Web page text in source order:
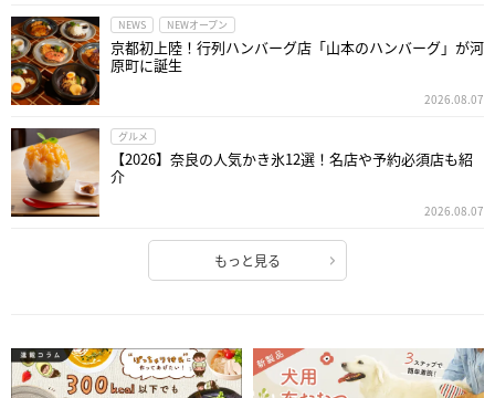
NEWS NEWオープン
京都初上陸！行列ハンバーグ店「山本のハンバーグ」が河
原町に誕生
2026.08.07
グルメ
【2026】奈良の人気かき氷12選！名店や予約必須店も紹
介
2026.08.07
もっと見る